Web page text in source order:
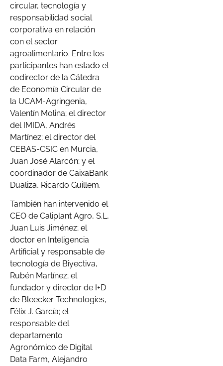
circular, tecnología y
responsabilidad social
corporativa en relación
con el sector
agroalimentario. Entre los
participantes han estado el
codirector de la Cátedra
de Economía Circular de
la UCAM-Agringenia,
Valentín Molina; el director
del IMIDA, Andrés
Martínez; el director del
CEBAS-CSIC en Murcia,
Juan José Alarcón; y el
coordinador de CaixaBank
Dualiza, Ricardo Guillem.
También han intervenido el
CEO de Caliplant Agro, S.L,
Juan Luis Jiménez; el
doctor en Inteligencia
Artificial y responsable de
tecnología de Biyectiva,
Rubén Martínez; el
fundador y director de I+D
de Bleecker Technologies,
Félix J. García; el
responsable del
departamento
Agronómico de Digital
Data Farm, Alejandro